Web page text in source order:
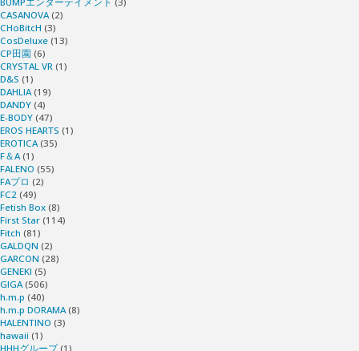
CASANOVA(2)
CHoBitcH (3)
CosDeluxe (13)
CP田園 (6)
CRYSTAL VR (1)
D&S (1)
DAHLIA(19)
DANDY (4)
E-BODY (47)
EROS HEARTS (1)
EROTICA(35)
F＆A(1)
FALENO (55)
FAプロ (2)
FC2 (49)
Fetish Box (8)
First Star (114)
Fitch (81)
GALDQN (2)
GARCON (28)
GENEKI (5)
GIGA(506)
h.m.p (40)
h.m.p DORAMA(8)
HALENTINO (3)
hawaii (1)
HHHグループ(1)